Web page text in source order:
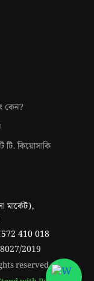
কেন?
টি. কিয়োসাকি
মার্কেট),
410 018
2019
reserved.